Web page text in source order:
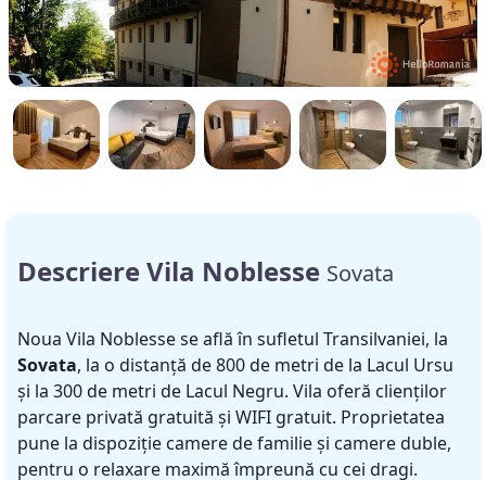
Descriere Vila Noblesse Sovata
Noua Vila Noblesse se află în sufletul Transilvaniei, la
Sovata, la o distanță de 800 de metri de la Lacul Ursu
și la 300 de metri de Lacul Negru. Vila oferă clienților
parcare privată gratuită și WIFI gratuit. Proprietatea
pune la dispoziție camere de familie și camere duble,
pentru o relaxare maximă împreună cu cei dragi.